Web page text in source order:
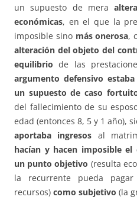
un supuesto de mera
económicas, en el que la
imposible sino más onerosa,
alteración del objeto del
equilibrio de las
argumento defensivo
un supuesto de caso
del fallecimiento de su
edad (entonces 8, 5 y 1 año),
aportaba ingresos al
hacían y hacen imposible
un punto objetivo (resulta
la recurrente pueda
recursos) como subjetivo (la